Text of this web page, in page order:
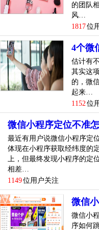
零钱支... [查看详情 ]
2017微信零钱
巧
微信支付和转账在生活
是有额度限制的，2017
少？
一、2017微信零钱限额多
二、微信转帐操作步骤
1、打开微信，【钱包】;
2、钱包下的【转账】;
3、选择目标转账联系人;
4、输入转账金额，【转
的团队
风…
1817位
4个微
估计有
其实这
的，微
起来…
1152 位
微信小程序定位不准
最近有用户说微信小程序定
体现在小程序获取经纬度的
上，但最终发现小程序的定
相差…
1149位用户关注
微信
微信小
序如何